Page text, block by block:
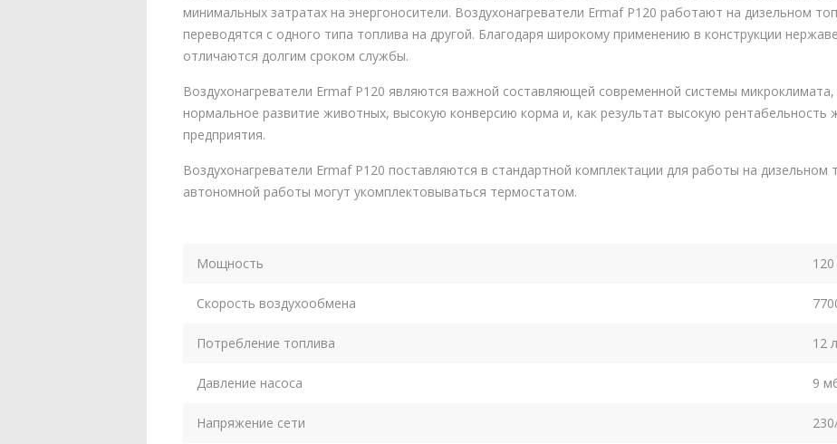
минимальных затратах на энергоносители. Воздухонагреватели Ermaf P120 работают на дизельном
переводятся с одного типа топлива на другой. Благодаря широкому применению в конструкции
отличаются долгим сроком службы.
Воздухонагреватели Ermaf P120 являются важной составляющей современной системы
нормальное развитие животных, высокую конверсию корма и, как результат высокую рентабельность
предприятия.
Воздухонагреватели Ermaf P120 поставляются в стандартной комплектации для работы на дизельном
автономной работы могут укомплектовываться термостатом.
Мощность
Скорость воздухообмена
Потребление топлива 12
Давление насоса 9
Напряжение сети